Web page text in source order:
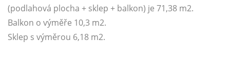
(podlahová plocha + sklep + balkon) je 71,38 m2.
Balkon o výměře 10,3 m2.
Sklep s výměrou 6,18 m2.